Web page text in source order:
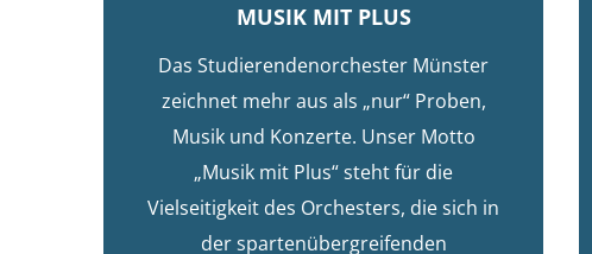
MUSIK MIT PLUS
Das Studierendenorchester Münster
zeichnet mehr aus als „nur“ Proben,
Musik und Konzerte. Unser Motto
„Musik mit Plus“ steht für die
Vielseitigkeit des Orchesters, die sich in
der spartenübergreifenden